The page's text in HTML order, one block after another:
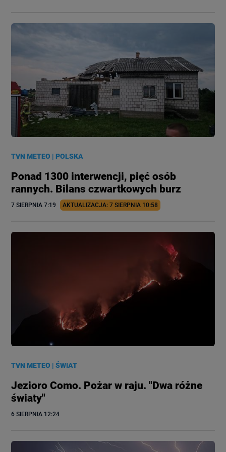
TVN METEO |POLSKA
Ponad 1300 interwencji, pięć osób
rannych. Bilans czwartkowych burz
7 SIERPNIA 7:19 AKTUALIZACJA: 7 SIERPNIA 10:58
TVN METEO |ŚWIAT
Jezioro Como. Pożar w raju. "Dwa różne
światy"
6 SIERPNIA 12:24